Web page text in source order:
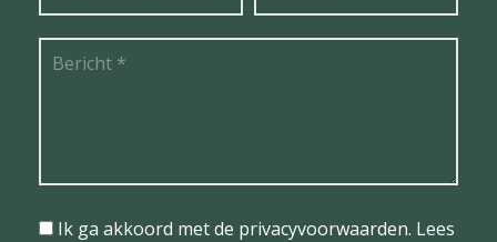
Ik ga akkoord met de privacyvoorwaarden. Lees